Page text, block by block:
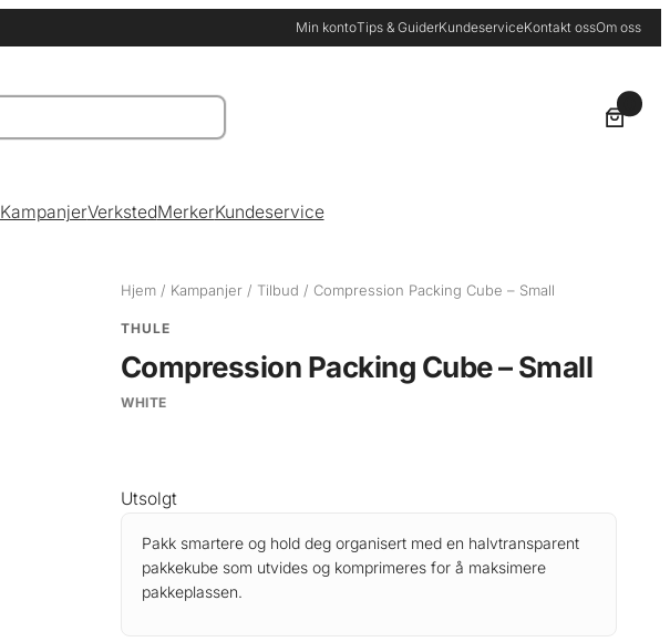
Min kontoTips & GuiderKundeserviceKontakt ossOm oss
KampanjerVerkstedMerkerKundeservice
Hjem / Kampanjer / Tilbud / Compression Packing Cube – Small
THULE
Compression Packing Cube – Small
WHITE
Utsolgt
Pakk smartere og hold deg organisert med en halvtransparent
pakkekube som utvides og komprimeres for å maksimere
pakkeplassen.